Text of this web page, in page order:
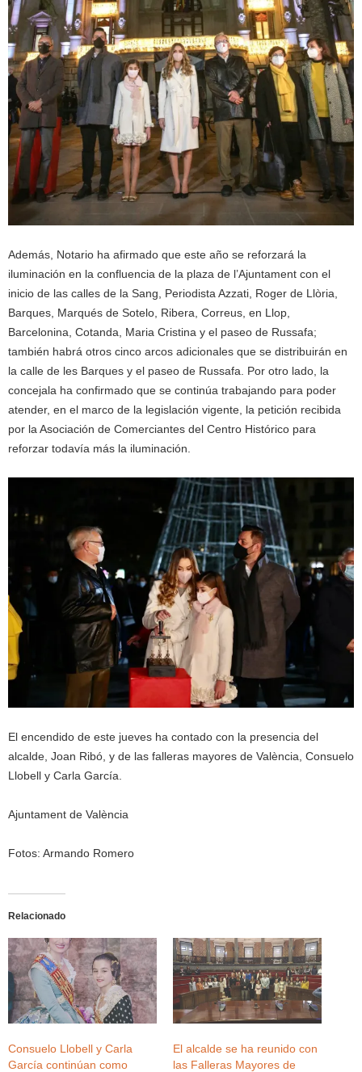
Además, Notario ha afirmado que este año se reforzará la
iluminación en la confluencia de la plaza de l’Ajuntament con el
inicio de las calles de la Sang, Periodista Azzati, Roger de Llòria,
Barques, Marqués de Sotelo, Ribera, Correus, en Llop,
Barcelonina, Cotanda, Maria Cristina y el paseo de Russafa;
también habrá otros cinco arcos adicionales que se distribuirán en
la calle de les Barques y el paseo de Russafa. Por otro lado, la
concejala ha confirmado que se continúa trabajando para poder
atender, en el marco de la legislación vigente, la petición recibida
por la Asociación de Comerciantes del Centro Histórico para
reforzar todavía más la iluminación.
El encendido de este jueves ha contado con la presencia del
alcalde, Joan Ribó, y de las falleras mayores de València, Consuelo
Llobell y Carla García.
Ajuntament de València
Fotos: Armando Romero
Relacionado
Consuelo Llobell y Carla
García continúan como
El alcalde se ha reunido con
las Falleras Mayores de